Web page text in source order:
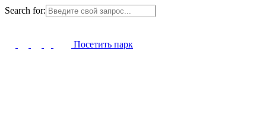
Search for:
Посетить парк